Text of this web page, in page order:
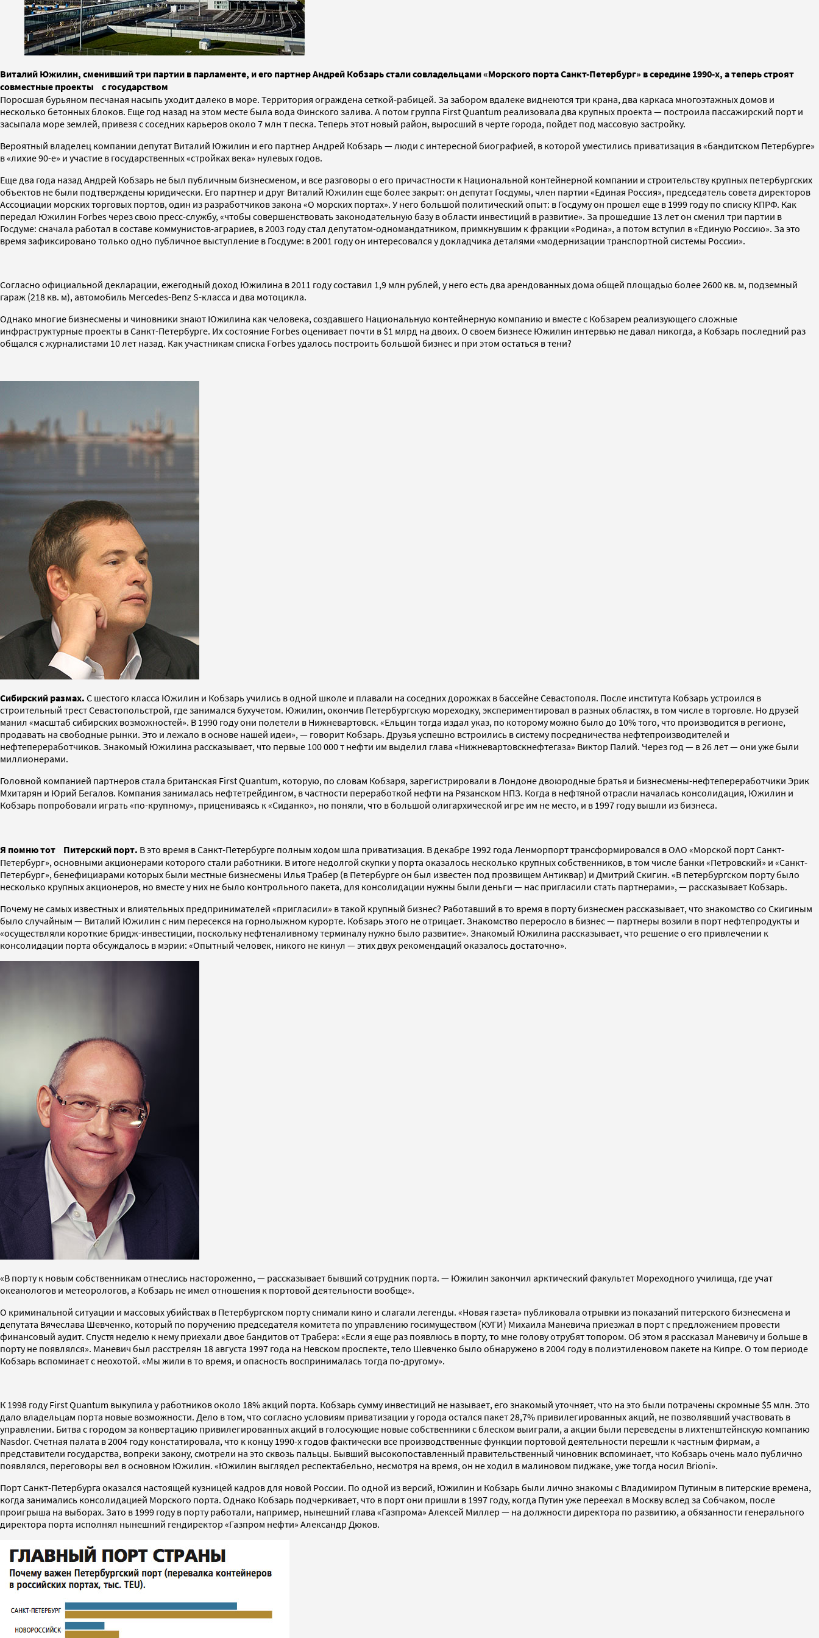
Виталий Южилин, сменивший три партии в парламенте, и его партнер Андрей Кобзарь стали совладельцами «Морского порта Санкт-Петербург» в середине 1990-х, а теперь строят
совместные проекты с государством
Поросшая бурьяном песчаная насыпь уходит далеко в море. Территория ограждена сеткой-рабицей. За забором вдалеке виднеются три крана, два каркаса многоэтажных домов и
несколько бетонных блоков. Еще год назад на этом месте была вода Финского залива. А потом группа First Quantum реализовала два крупных проекта — построила пассажирский порт и
засыпала море землей, привезя с соседних карьеров около 7 млн т песка. Теперь этот новый район, выросший в черте города, пойдет под массовую застройку.
Вероятный владелец компании депутат Виталий Южилин и его партнер Андрей Кобзарь — люди с интересной биографией, в которой уместились приватизация в «бандитском Петербурге»
в «лихие 90-е» и участие в государственных «стройках века» нулевых годов.
Еще два года назад Андрей Кобзарь не был публичным бизнесменом, и все разговоры о его причастности к Национальной контейнерной компании и строительству крупных петербургских
объектов не были подтверждены юридически. Его партнер и друг Виталий Южилин еще более закрыт: он депутат Госдумы, член партии «Единая Россия», председатель совета директоров
Ассоциации морских торговых портов, один из разработчиков закона «О морских портах». У него большой политический опыт: в Госдуму он прошел еще в 1999 году по списку КПРФ. Как
передал Южилин Forbes через свою пресс-службу, «чтобы совершенствовать законодательную базу в области инвестиций в развитие». За прошедшие 13 лет он сменил три партии в
Госдуме: сначала работал в составе коммунистов-аграриев, в 2003 году стал депутатом-одномандатником, примкнувшим к фракции «Родина», а потом вступил в «Единую Россию». За это
время зафиксировано только одно публичное выступление в Госдуме: в 2001 году он интересовался у докладчика деталями «модернизации транспортной системы России».
Согласно официальной декларации, ежегодный доход Южилина в 2011 году составил 1,9 млн рублей, у него есть два арендованных дома общей площадью более 2600 кв. м, подземный
гараж (218 кв. м), автомобиль Mercedes-Benz S-класса и два мотоцикла.
Однако многие бизнесмены и чиновники знают Южилина как человека, создавшего Национальную контейнерную компанию и вместе с Кобзарем реализующего сложные
инфраструктурные проекты в Санкт-Петербурге. Их состояние Forbes оценивает почти в $1 млрд на двоих. О своем бизнесе Южилин интервью не давал никогда, а Кобзарь последний раз
общался с журналистами 10 лет назад. Как участникам списка Forbes удалось построить большой бизнес и при этом остаться в тени?
Сибирский размах. С шестого класса Южилин и Кобзарь учились в одной школе и плавали на соседних дорожках в бассейне Севастополя. После института Кобзарь устроился в
строительный трест Севастопольстрой, где занимался бухучетом. Южилин, окончив Петербургскую мореходку, экспериментировал в разных областях, в том числе в торговле. Но друзей
манил «масштаб сибирских возможностей». В 1990 году они полетели в Нижневартовск. «Ельцин тогда издал указ, по которому можно было до 10% того, что производится в регионе,
продавать на свободные рынки. Это и лежало в основе нашей идеи», — говорит Кобзарь. Друзья успешно встроились в систему посредничества нефтепроизводителей и
нефтепереработчиков. Знакомый Южилина рассказывает, что первые 100 000 т нефти им выделил глава «Нижневартовскнефтегаза» Виктор Палий. Через год — в 26 лет — они уже были
миллионерами.
Головной компанией партнеров стала британская First Quantum, которую, по словам Кобзаря, зарегистрировали в Лондоне двоюродные братья и бизнесмены-нефтепереработчики Эрик
Мхитарян и Юрий Бегалов. Компания занималась нефтетрейдингом, в частности переработкой нефти на Рязанском НПЗ. Когда в нефтяной отрасли началась консолидация, Южилин и
Кобзарь попробовали играть «по-крупному», прицениваясь к «Сиданко», но поняли, что в большой олигархической игре им не место, и в 1997 году вышли из бизнеса.
Я помню тот Питерский порт. В это время в Санкт-Петербурге полным ходом шла приватизация. В декабре 1992 года Ленморпорт трансформировался в ОАО «Морской порт Санкт-
Петербург», основными акционерами которого стали работники. В итоге недолгой скупки у порта оказалось несколько крупных собственников, в том числе банки «Петровский» и «Санкт-
Петербург», бенефициарами которых были местные бизнесмены Илья Трабер (в Петербурге он был известен под прозвищем Антиквар) и Дмитрий Скигин. «В петербургском порту было
несколько крупных акционеров, но вместе у них не было контрольного пакета, для консолидации нужны были деньги — нас пригласили стать партнерами», — рассказывает Кобзарь.
Почему не самых известных и влиятельных предпринимателей «пригласили» в такой крупный бизнес? Работавший в то время в порту бизнесмен рассказывает, что знакомство со Скигиным
было случайным — Виталий Южилин с ним пересекся на горнолыжном курорте. Кобзарь этого не отрицает. Знакомство переросло в бизнес — партнеры возили в порт нефтепродукты и
«осуществляли короткие бридж-инвестиции, поскольку нефтеналивному терминалу нужно было развитие». Знакомый Южилина рассказывает, что решение о его привлечении к
консолидации порта обсуждалось в мэрии: «Опытный человек, никого не кинул — этих двух рекомендаций оказалось достаточно».
«В порту к новым собственникам отнеслись настороженно, — рассказывает бывший сотрудник порта. — Южилин закончил арктический факультет Мореходного училища, где учат
океанологов и метеорологов, а Кобзарь не имел отношения к портовой деятельности вообще».
О криминальной ситуации и массовых убийствах в Петербургском порту снимали кино и слагали легенды. «Новая газета» публиковала отрывки из показаний питерского бизнесмена и
депутата Вячеслава Шевченко, который по поручению председателя комитета по управлению госимуществом (КУГИ) Михаила Маневича приезжал в порт с предложением провести
финансовый аудит. Спустя неделю к нему приехали двое бандитов от Трабера: «Если я еще раз появлюсь в порту, то мне голову отрубят топором. Об этом я рассказал Маневичу и больше в
порту не появлялся». Маневич был расстрелян 18 августа 1997 года на Невском проспекте, тело Шевченко было обнаружено в 2004 году в полиэтиленовом пакете на Кипре. О том периоде
Кобзарь вспоминает с неохотой. «Мы жили в то время, и опасность воспринималась тогда по-другому».
К 1998 году First Quantum выкупила у работников около 18% акций порта. Кобзарь сумму инвестиций не называет, его знакомый уточняет, что на это были потрачены скромные $5 млн. Это
дало владельцам порта новые возможности. Дело в том, что согласно условиям приватизации у города остался пакет 28,7% привилегированных акций, не позволявший участвовать в
управлении. Битва с городом за конвертацию привилегированных акций в голосующие новые собственники с блеском выиграли, а акции были переведены в лихтенштейнскую компанию
Nasdor. Счетная палата в 2004 году констатировала, что к концу 1990-х годов фактически все производственные функции портовой деятельности перешли к частным фирмам, а
представители государства, вопреки закону, смотрели на это сквозь пальцы. Бывший высокопоставленный правительственный чиновник вспоминает, что Кобзарь очень мало публично
появлялся, переговоры вел в основном Южилин. «Южилин выглядел респектабельно, несмотря на время, он не ходил в малиновом пиджаке, уже тогда носил Brioni».
Порт Санкт-Петербурга оказался настоящей кузницей кадров для новой России. По одной из версий, Южилин и Кобзарь были лично знакомы с Владимиром Путиным в питерские времена,
когда занимались консолидацией Морского порта. Однако Кобзарь подчеркивает, что в порт они пришли в 1997 году, когда Путин уже переехал в Москву вслед за Собчаком, после
проигрыша на выборах. Зато в 1999 году в порту работали, например, нынешний глава «Газпрома» Алексей Миллер — на должности директора по развитию, а обязанности генерального
директора порта исполнял нынешний гендиректор «Газпром нефти» Александр Дюков.